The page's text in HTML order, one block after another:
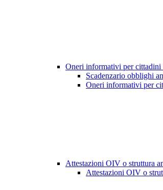
Oneri informativi per cittadini
Scadenzario obblighi
Oneri informativi per
Attestazioni OIV o struttura
Attestazioni OIV o